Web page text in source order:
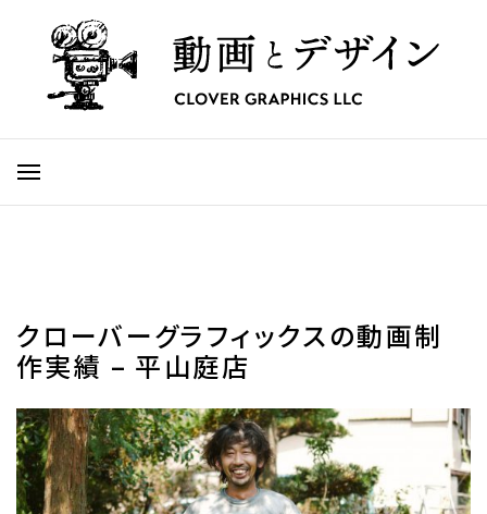
クローバーグラフィックスの動画制
作実績 – 平山庭店